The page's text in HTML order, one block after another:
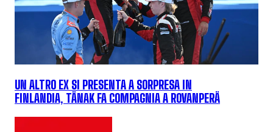
UN ALTRO EX SI PRESENTA A SORPRESA IN
FINLANDIA, TÄNAK FA COMPAGNIA A ROVANPERÄ